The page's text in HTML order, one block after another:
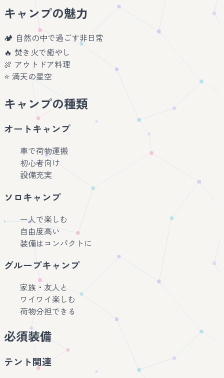
キャンプの魅力
🏕️ 自然の中で過ごす非日常
🔥 焚き火で癒やし
🍖 アウトドア料理
⭐ 満天の星空
キャンプの種類
オートキャンプ
車で荷物運搬
初心者向け
設備充実
ソロキャンプ
一人で楽しむ
自由度高い
装備はコンパクトに
グループキャンプ
家族・友人と
ワイワイ楽しむ
荷物分担できる
必須装備
テント関連